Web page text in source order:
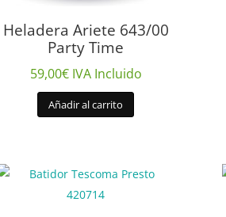
Heladera Ariete 643/00
Party Time
59,00€ IVA Incluido
Añadir al carrito